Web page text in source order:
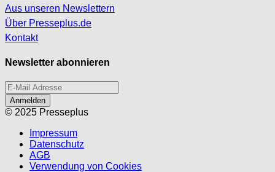
Aus unseren Newslettern
Über Presseplus.de
Kontakt
Newsletter abonnieren
Anmelden
© 2025 Presseplus
Impressum
Datenschutz
AGB
Verwendung von Cookies